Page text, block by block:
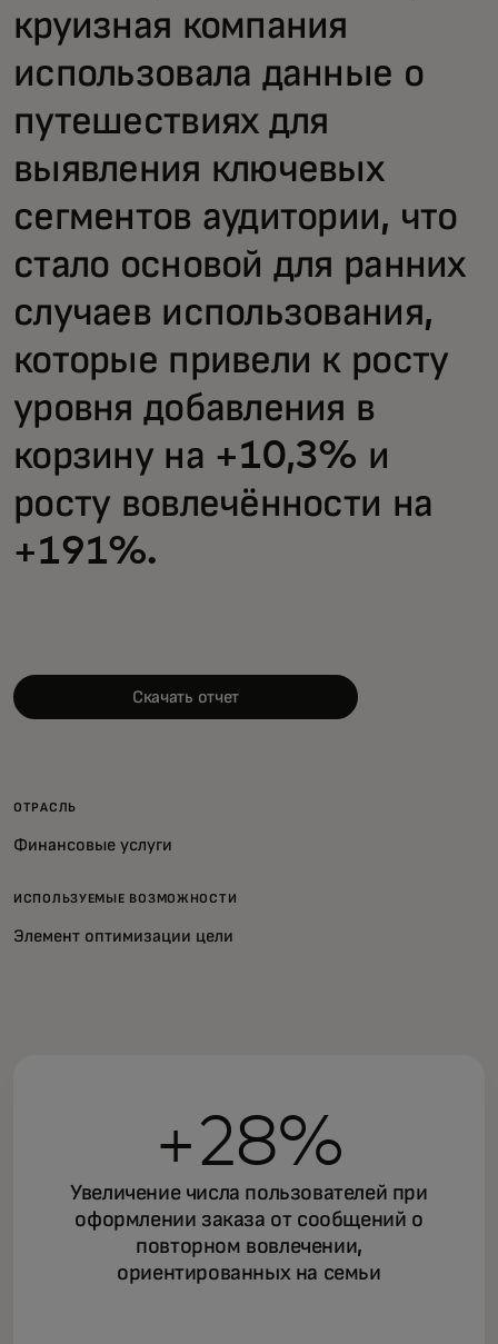
круизная компания
использовала данные о
путешествиях для
выявления ключевых
сегментов аудитории, что
стало основой для ранних
случаев использования,
которые привели к росту
уровня добавления в
корзину на +10,3% и
росту вовлечённости на
+191%.
Скачать отчет
ОТРАСЛЬ
Финансовые услуги
ИСПОЛЬЗУЕМЫЕ ВОЗМОЖНОСТИ
Элемент оптимизации цели
+28%
Увеличение числа пользователей при
оформлении заказа от сообщений о
повторном вовлечении,
ориентированных на семьи